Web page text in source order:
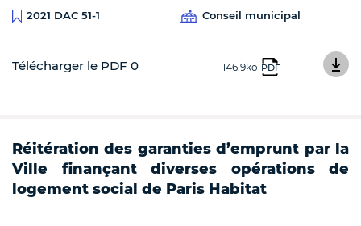
2021 DAC 51-1
Conseil municipal
Télécharger le PDF 0 146.9ko PDF
Réitération des garanties d’emprunt par la
Ville finançant diverses opérations de
logement social de Paris Habitat